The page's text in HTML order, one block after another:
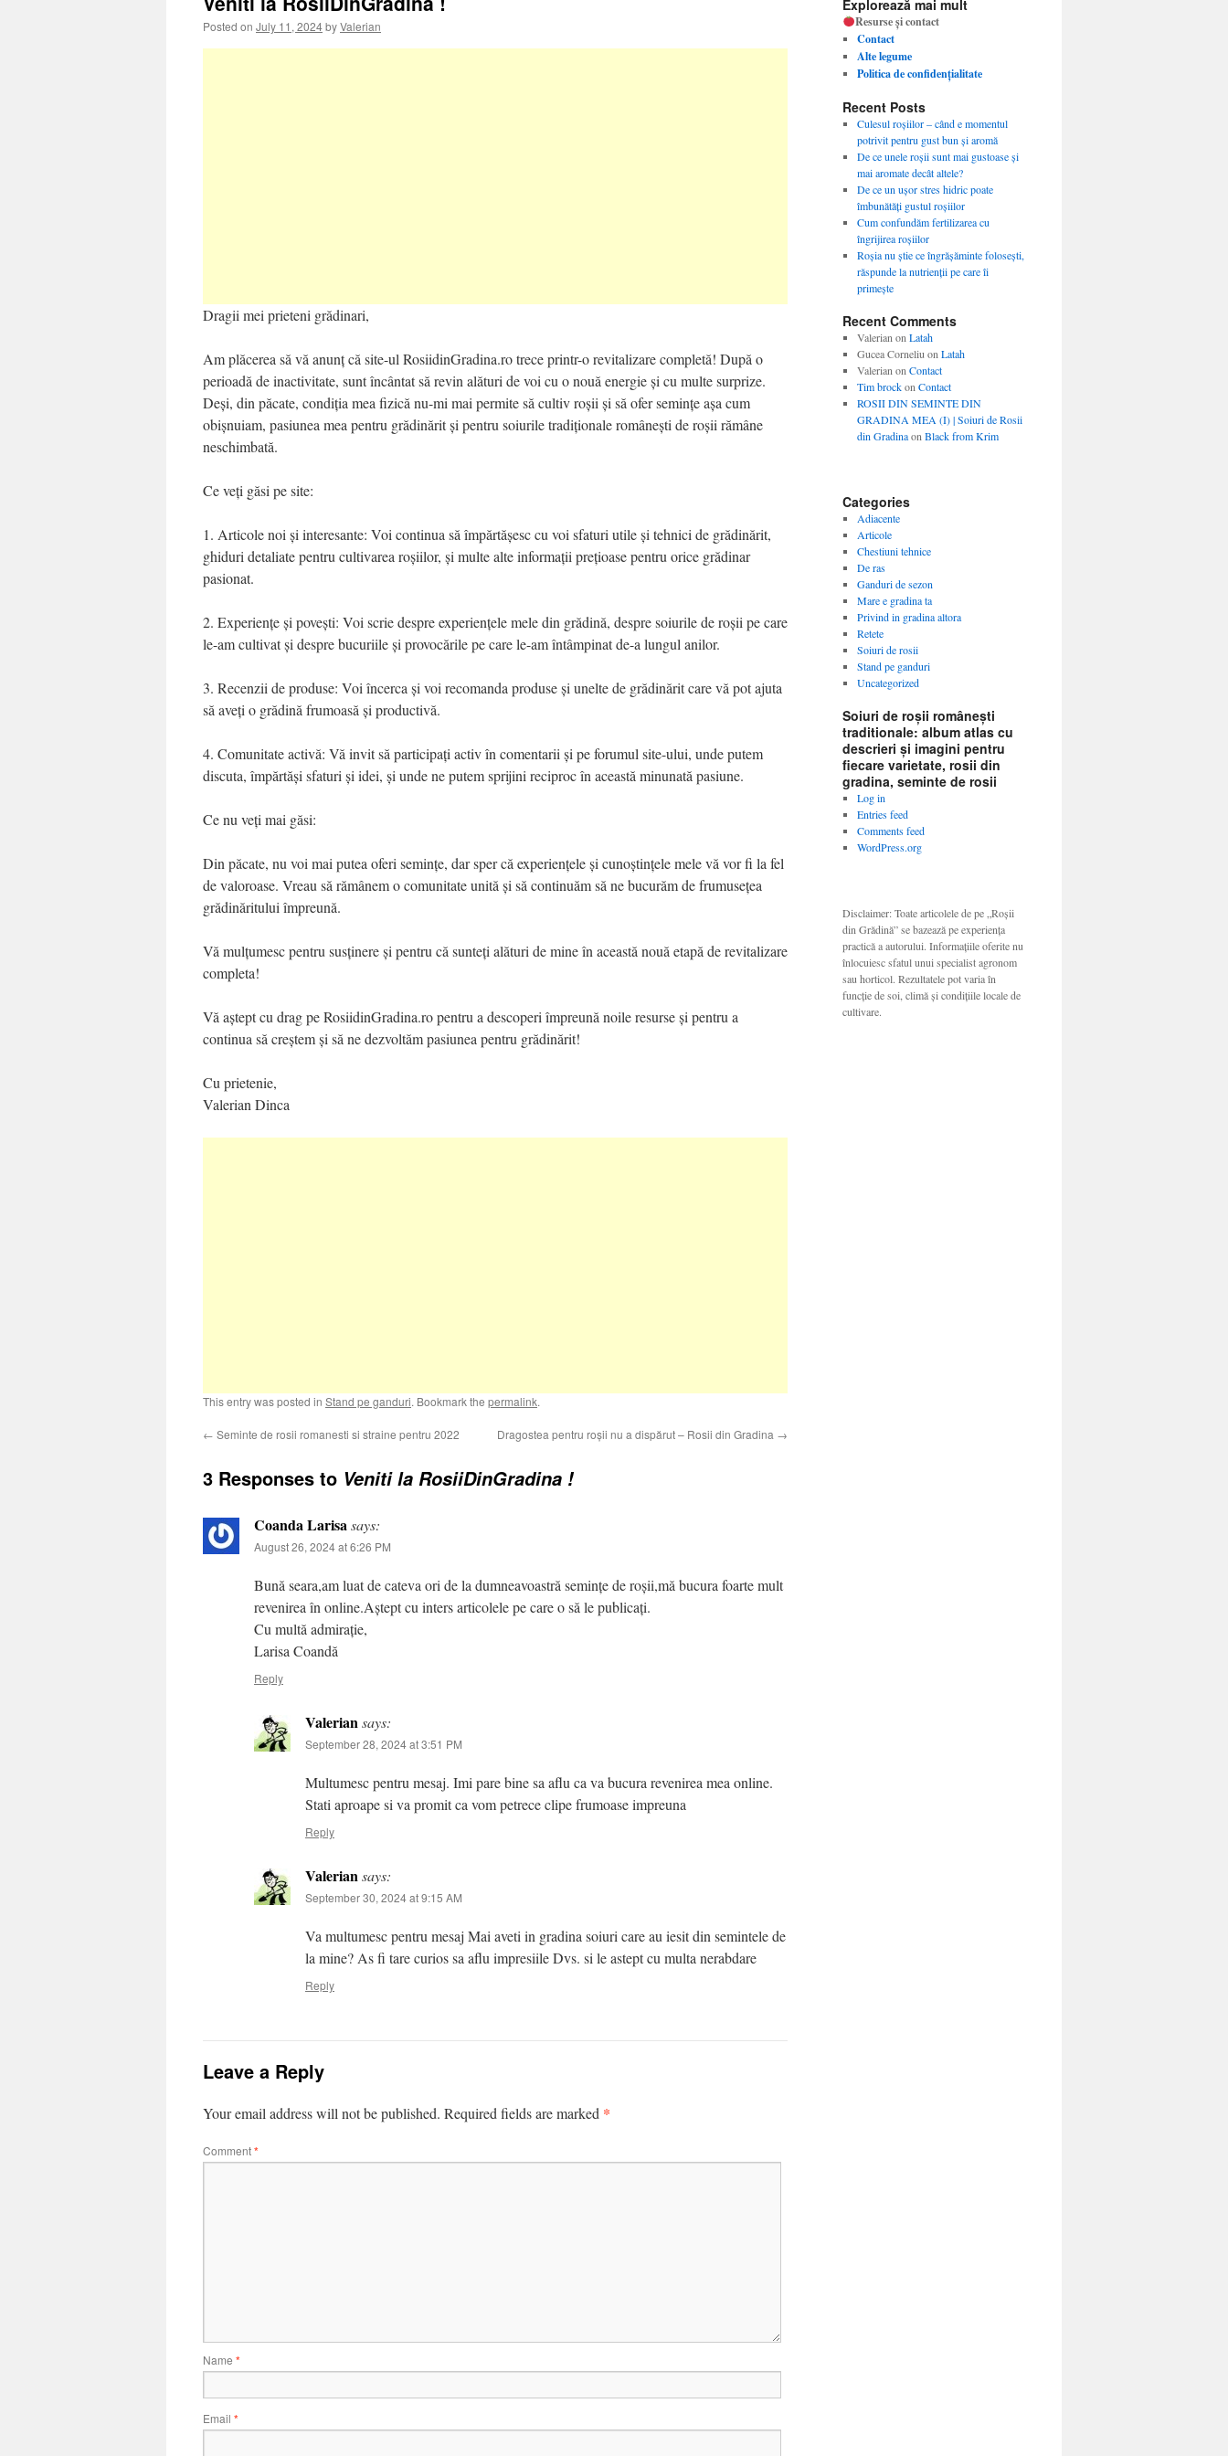
Posted on July 11, 2024byValerian
Dragii mei prieteni grădinari,
Am plăcerea să vă anunț că site-ul RosiidinGradina.ro trece printr-o revitalizare completă! După o
perioadă de inactivitate, sunt încântat să revin alături de voi cu o nouă energie și cu multe surprize.
Deși, din păcate, condiția mea fizică nu-mi mai permite să cultiv roșii și să ofer semințe așa cum
obișnuiam, pasiunea mea pentru grădinărit și pentru soiurile tradiționale românești de roșii rămâne
neschimbată.
Ce veți găsi pe site:
1. Articole noi și interesante: Voi continua să împărtășesc cu voi sfaturi utile și tehnici de grădinărit,
ghiduri detaliate pentru cultivarea roșiilor, și multe alte informații prețioase pentru orice grădinar
pasionat.
2. Experiențe și povești: Voi scrie despre experiențele mele din grădină, despre soiurile de roșii pe care
le-am cultivat și despre bucuriile și provocările pe care le-am întâmpinat de-a lungul anilor.
3. Recenzii de produse: Voi încerca și voi recomanda produse și unelte de grădinărit care vă pot ajuta
să aveți o grădină frumoasă și productivă.
4. Comunitate activă: Vă invit să participați activ în comentarii și pe forumul site-ului, unde putem
discuta, împărtăși sfaturi și idei, și unde ne putem sprijini reciproc în această minunată pasiune.
Ce nu veți mai găsi:
Din păcate, nu voi mai putea oferi semințe, dar sper că experiențele și cunoștințele mele vă vor fi la fel
de valoroase. Vreau să rămânem o comunitate unită și să continuăm să ne bucurăm de frumusețea
grădinăritului împreună.
Vă mulțumesc pentru susținere și pentru că sunteți alături de mine în această nouă etapă de revitalizare
completa!
Vă aștept cu drag pe RosiidinGradina.ro pentru a descoperi împreună noile resurse și pentru a
continua să creștem și să ne dezvoltăm pasiunea pentru grădinărit!
Cu prietenie,
Valerian Dinca
This entry was posted in Stand pe ganduri. Bookmark the permalink.
← Seminte de rosii romanesti si straine pentru 2022 Dragostea pentru roșii nu a dispărut – Rosii din Gradina →
3 Responses to Veniti la RosiiDinGradina !
Coanda Larisasays:
August 26, 2024 at 6:26 PM
Bună seara,am luat de cateva ori de la dumneavoastră semințe de roșii,mă bucura foarte mult
revenirea în online.Aștept cu inters articolele pe care o să le publicați.
Cu multă admirație,
Larisa Coandă
Reply
Valeriansays:
September 28, 2024 at 3:51 PM
Multumesc pentru mesaj. Imi pare bine sa aflu ca va bucura revenirea mea online.
Stati aproape si va promit ca vom petrece clipe frumoase impreuna
Reply
Valeriansays:
September 30, 2024 at 9:15 AM
Va multumesc pentru mesaj Mai aveti in gradina soiuri care au iesit din semintele de
la mine? As fi tare curios sa aflu impresiile Dvs. si le astept cu multa nerabdare
Reply
Leave a Reply
Your email address will not be published. Required fields are marked *
Comment*
Name *
Email *
Explorează mai mult
Resurse și contact
Contact
Alte legume
Politica de confidențialitate
Recent Posts
Culesul roșiilor – când e momentul
potrivit pentru gust bun și aromă
De ce unele roșii sunt mai gustoase și
mai aromate decât altele?
De ce un ușor stres hidric poate
îmbunătăți gustul roșiilor
Cum confundăm fertilizarea cu
îngrijirea roșiilor
Roșia nu știe ce îngrășăminte folosești,
răspunde la nutrienții pe care îi
primește
Recent Comments
Valerian on Latah
Gucea Corneliu on Latah
Valerian on Contact
Tim brockon Contact
ROSII DIN SEMINTE DIN
GRADINA MEA (I) | Soiuri de Rosii
din Gradinaon Black from Krim
Categories
Adiacente
Articole
Chestiuni tehnice
De ras
Ganduri de sezon
Mare e gradina ta
Privind in gradina altora
Retete
Soiuri de rosii
Stand pe ganduri
Uncategorized
Soiuri de roșii românești
traditionale: album atlas cu
descrieri și imagini pentru
fiecare varietate, rosii din
gradina, seminte de rosii
Log in
Entries feed
Comments feed
WordPress.org
Disclaimer: Toate articolele de pe „Roșii
din Grădină” se bazează pe experiența
practică a autorului. Informațiile oferite nu
înlocuiesc sfatul unui specialist agronom
sau horticol. Rezultatele pot varia în
funcție de soi, climă și condițiile locale de
cultivare.